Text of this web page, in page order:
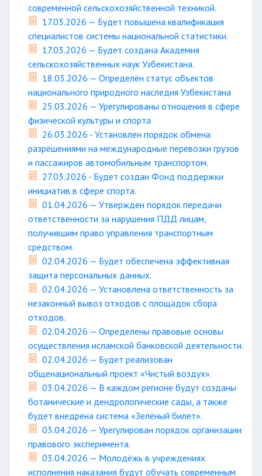
современной сельскохозяйственной техникой.
17.03.2026 — Будет повышена квалификация
специалистов системы национальной статистики.
17.03.2026 — Будет создана Академия
сельскохозяйственных наук Узбекистана.
18.03.2026 — Определён статус объектов
национального природного наследия Узбекистана
25.03.2026 — Урегулированы отношения в сфере
физической культуры и спорта
26.03.2026 - Установлен порядок обмена
разрешениями на международные перевозки грузов
и пассажиров автомобильным транспортом.
27.03.2026 - Будет создан Фонд поддержки
инициатив в сфере спорта.
01.04.2026 — Утвержден порядок передачи
ответственности за нарушения ПДД лицам,
получившим право управления транспортным
средством.
02.04.2026 — Будет обеспечена эффективная
защита персональных данных.
02.04.2026 — Установлена ответственность за
незаконный вывоз отходов с площадок сбора
отходов.
02.04.2026 — Определены правовые основы
осуществления исламской банковской деятельности.
02.04.2026 — Будет реализован
общенациональный проект «Чистый воздух».
03.04.2026 — В каждом регионе будут созданы
ботанические и дендрологические сады, а также
будет внедрена система «Зелёный билет».
03.04.2026 — Урегулирован порядок организации
правового эксперимента.
03.04.2026 — Молодёжь в учреждениях
исполнения наказания будут обучать современным